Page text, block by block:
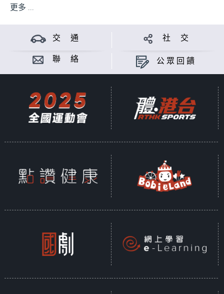
更多 ...
交 通 社 交
聯 絡 公眾回饋